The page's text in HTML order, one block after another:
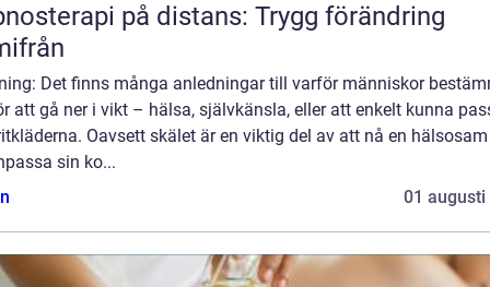
på distans: Trygg förändring
Det finns många anledningar till varför människor
att gå ner i vikt – hälsa, självkänsla, eller att enkelt kunna
Oavsett skälet är en viktig del av att nå en
sin ko...
01 augusti